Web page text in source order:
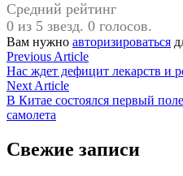
Средний рейтинг
0 из 5 звезд. 0 голосов.
Вам нужно авторизироваться
Навигация
по
записям
Previous ArticlePrevious
article:
Нас ждет дефицит лекарств и
Next ArticleNext
article:
В Китае состоялся первый
самолета
Свежие записи